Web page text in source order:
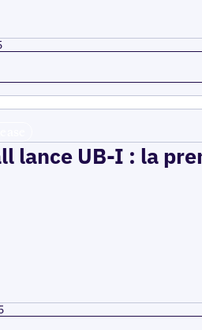
lance UB-I : la